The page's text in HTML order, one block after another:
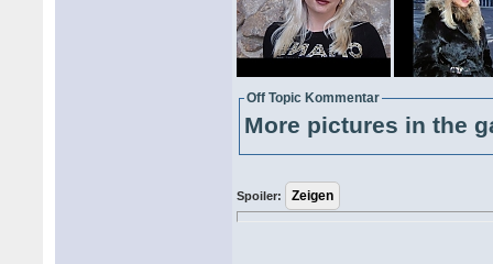
Off Topic Kommentar
More pictures in the
Spoiler: